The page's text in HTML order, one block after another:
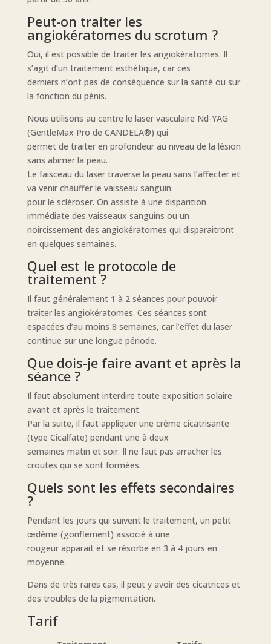
Peut-on traiter les
angiokératomes du scrotum ?
Oui, il est possible de traiter les angiokératomes. Il
s’agit d’un traitement esthétique, car ces
derniers n’ont pas de conséquence sur la santé ou sur
la fonction du pénis.
Nous utilisons au centre le laser vasculaire Nd-YAG
(GentleMax Pro de CANDELA®) qui
permet de traiter en profondeur au niveau de la lésion
sans abimer la peau.
Le faisceau du laser traverse la peau sans l’affecter et
va venir chauffer le vaisseau sanguin
pour le scléroser. On assiste à une disparition
immédiate des vaisseaux sanguins ou un
noircissement des angiokératomes qui disparaitront
en quelques semaines.
Quel est le protocole de
traitement ?
Il faut généralement 1 à 2 séances pour pouvoir
traiter les angiokératomes. Ces séances sont
espacées d’au moins 8 semaines, car l’effet du laser
continue sur une longue période.
Que dois-je faire avant et après la
séance ?
Il faut absolument interdire toute exposition solaire
avant et après le traitement.
Par la suite, il faut appliquer une crème cicatrisante
(type Cicalfate) pendant une à deux
semaines matin et soir. Il ne faut pas arracher les
croutes qui se sont formées.
Quels sont les effets secondaires
?
Pendant les jours qui suivent le traitement, un petit
œdème (gonflement) associé à une
rougeur apparait et se résorbe en 3 à 4 jours en
moyenne.
Dans de très rares cas, il peut y avoir des cicatrices et
des troubles de la pigmentation.
Tarif